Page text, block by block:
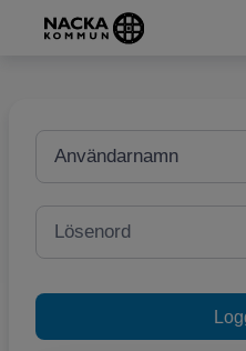
Portal